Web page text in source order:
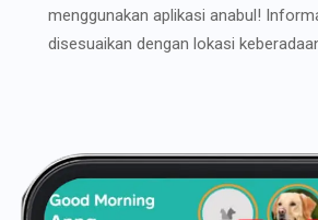
menggunakan aplikasi anabul!
disesuaikan dengan lokasi